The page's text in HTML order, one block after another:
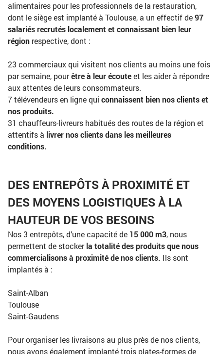
alimentaires pour les professionnels de la restauration,
dont le siège est implanté à Toulouse, a un effectif de97
salariés recrutés localement et connaissant bien leur
région respective, dont :
23 commerciaux qui visitent nos clients au moins une fois
par semaine, pourêtre à leur écouteet les aider à répondre
aux attentes de leurs consommateurs.
7 télévendeurs en ligne qui connaissent bien nos clients et
nos produits.
31 chauffeurs-livreurs habitués des routes de la région et
attentifs à livrer nos clients dans les meilleures
conditions.
DES ENTREPÔTS À PROXIMITÉ ET
DES MOYENS LOGISTIQUES À LA
HAUTEUR DE VOS BESOINS
Nos 3 entrepôts, d’une capacité de 15 000 m3, nous
permettent de stockerla totalité des produits que nous
commercialisons à proximité de nos clients. Ils sont
implantés à :
Saint-Alban
Toulouse
Saint-Gaudens
Pour organiser les livraisons au plus près de nos clients,
nous avons également implanté trois plates-formes de